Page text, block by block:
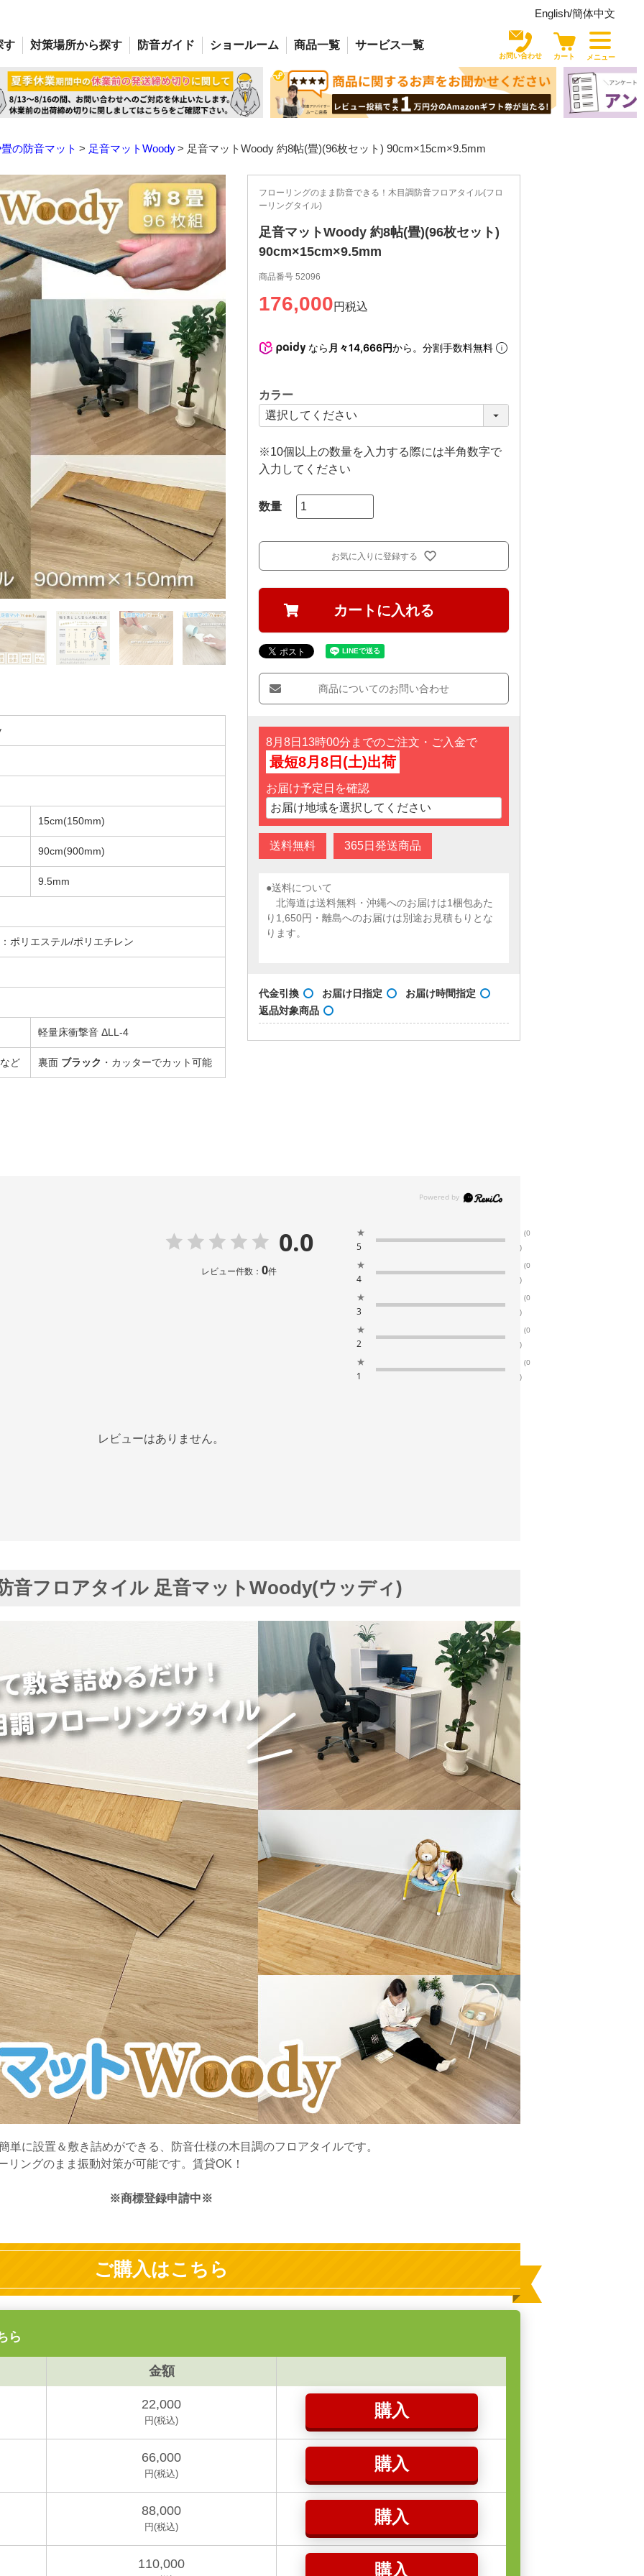
English/簡体中文
す 対策場所から探す 防音ガイド ショールーム 商品一覧 サービス一覧
お問い合わせ カート メニュー
の防音マット 足音マットWoody 足音マットWoody 約8帖(畳)(96枚セット) 90cm×15cm×9.5mm
15cm(150mm)
90cm(900mm)
9.5mm
ポリエステル/ポリエチレン
軽量床衝撃音 ΔLL-4
ど 裏面 ブラック ・カッターでカット可能
フローリングのまま防音できる！木目調防音フロアタイル(フロ
ーリングタイル)
足音マットWoody 約8帖(畳)(96枚セット)
90cm×15cm×9.5mm
商品番号 52096
176,000 税込
なら 月々14,666円から。分割手数料無料
カラー
※10個以上の数量を入力する際には半角数字で
入力してください
お気に入りに登録する
カートに入れる
商品についてのお問い合わせ
8月8日13時00分までのご注文・ご入金で
最短8月8日(土)出荷
お届け予定日を確認
送料無料 365日発送商品
●送料について
北海道は送料無料・沖縄へのお届けは1梱包あた
り1,650円・離島へのお届けは別途お見積もりとな
ります。
代金引換 お届け日指定
お届け時間指定
返品対象商品
0.0
レビュー件数： 0件
★
5
(0
)
★
4
(0
)
★
3
(0
)
★
2
(0
)
★
1
(0
)
レビューはありません。
音フロアタイル 足音マットWoody(ウッディ)
単に設置＆敷き詰めができる、防音仕様の木目調のフロアタイルです。
ングのまま振動対策が可能です。賃貸OK！
※商標登録申請中※
ご購入はこちら
ら
金額
22,000
円(税込)
購入
66,000
円(税込)
購入
88,000
円(税込)
購入
110,000 購入